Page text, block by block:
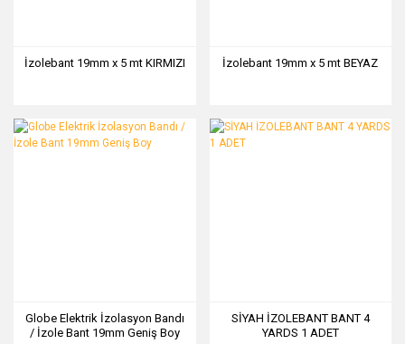
İzolebant 19mm x 5 mt KIRMIZI İzolebant 19mm x 5 mt BEYAZ
Globe Elektrik İzolasyon Bandı
/ İzole Bant 19mm Geniş Boy
SİYAH İZOLEBANT BANT 4
YARDS 1 ADET